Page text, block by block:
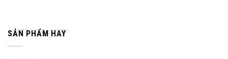
SẢN PHẨM HAY